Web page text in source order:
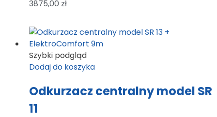
3875,00 zł
Szybki podgląd
Dodaj do koszyka
Odkurzacz centralny model SR
11